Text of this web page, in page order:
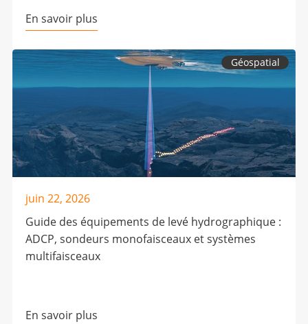
En savoir plus
Géospatial
juin 22, 2026
Guide des équipements de levé hydrographique :
ADCP, sondeurs monofaisceaux et systèmes
multifaisceaux
En savoir plus